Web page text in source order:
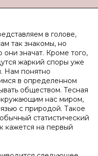
в голове,
так знакомы, но
они значат. Кроме того,
жаркий споры уже
Нам понятно
в определенном
обществом. Тесная
нас миром,
с природой. Такое
статистический
кажется на первый